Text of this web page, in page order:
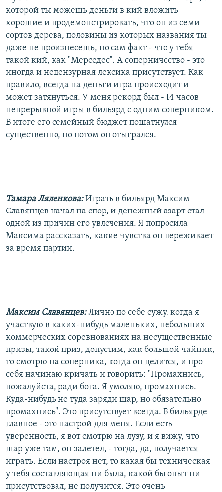
которой ты можешь деньги в кий вложить
хорошие и продемонстрировать, что он из семи
сортов дерева, половины из которых названия ты
даже не произнесешь, но сам факт - что у тебя
такой кий, как "Мерседес". А соперничество - это
иногда и нецензурная лексика присутствует. Как
правило, всегда на деньги игра происходит и
может затянуться. У меня рекорд был - 14 часов
непрерывной игры в бильярд с одним соперником.
В итоге его семейный бюджет пошатнулся
существенно, но потом он отыгрался.
Тамара Ляленкова:Играть в бильярд Максим
Славянцев начал на спор, и денежный азарт стал
одной из причин его увлечения. Я попросила
Максима рассказать, какие чувства он переживает
за время партии.
Максим Славянцев:Лично по себе сужу, когда я
участвую в каких-нибудь маленьких, небольших
коммерческих соревнованиях на несущественные
призы, такой приз, допустим, как большой чайник,
то смотрю на соперника, когда он целится, и про
себя начинаю кричать и говорить: "Промахнись,
пожалуйста, ради бога. Я умоляю, промахнись.
Куда-нибудь не туда заряди шар, но обязательно
промахнись". Это присутствует всегда. В бильярде
главное - это настрой для меня. Если есть
уверенность, я вот смотрю на лузу, и я вижу, что
шар уже там, он залетел, - тогда, да, получается
играть. Если настроя нет, то какая бы техническая
у тебя составляющая ни была, какой бы опыт ни
присутствовал, не получится. Это очень